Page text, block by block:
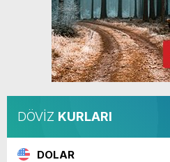
DÖVİZ KURLARI
DOLAR